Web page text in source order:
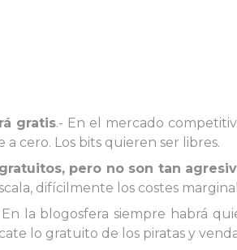
gratis.- En el mercado
a cero. Los bits quieren ser libres.
pero no son tan
difícilmente los costes
En la blogosfera siempre habrá
lo gratuito de los piratas y